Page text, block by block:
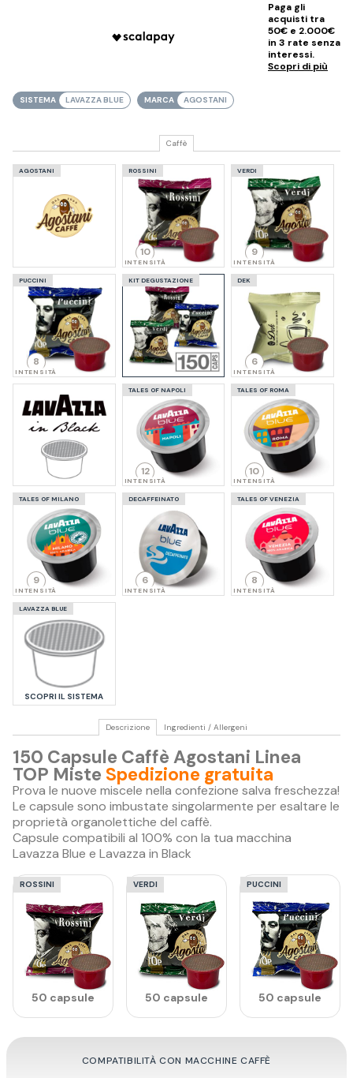
Paga gli
acquisti tra
50€ e 2.000€
in 3 rate senza
interessi.
Scopri di più
SISTEMA LAVAZZA BLUE MARCA AGOSTANI
Caffè
AGOSTANI ROSSINI
10
INTENSITÀ
VERDI
9
INTENSITÀ
PUCCINI
8
INTENSITÀ
KIT DEGUSTAZIONE DEK
6
INTENSITÀ
TALES OF NAPOLI
12
INTENSITÀ
TALES OF ROMA
10
INTENSITÀ
TALES OF MILANO
9
INTENSITÀ
DECAFFEINATO
6
INTENSITÀ
TALES OF VENEZIA
8
INTENSITÀ
LAVAZZA BLUE
SCOPRI IL SISTEMA
Descrizione Ingredienti / Allergeni
150 Capsule Caffè Agostani Linea
TOP Miste Spedizione gratuita
Prova le nuove miscele nella confezione salva freschezza!
Le capsule sono imbustate singolarmente per esaltare le
proprietà organolettiche del caffè.
Capsule compatibili al 100% con la tua macchina
Lavazza Blue e Lavazza in Black
ROSSINI
50 capsule
VERDI
50 capsule
PUCCINI
50 capsule
COMPATIBILITÀ CON MACCHINE CAFFÈ